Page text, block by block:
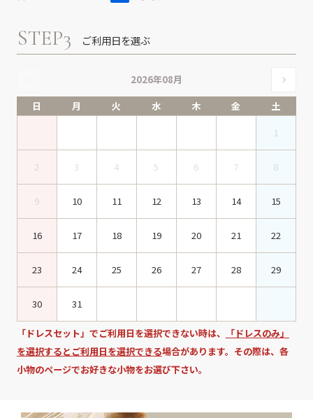
STEP3 ご利用日を選ぶ
2026年08月
日
月 火 水 木 金
土
1
2 3 4 5 6 7 8
9 10 11 12 13 14 15
16 17 18 19 20 21 22
23 24 25 26 27 28 29
30 31
「ドレスセット」でご利用日を選択できない時は、
「ドレスのみ」
を選択するとご利用日を選択できる場合があります。その際は、各
小物のページでお好きな小物をお選び下さい。